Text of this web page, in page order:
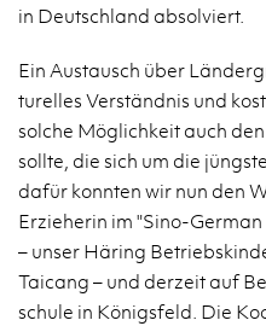
in Deutschland absolviert.
Ein Aus­tausch über
turelles Verständnis und
solche Möglichkeit auch
sollte, die sich um die
dafür kon­nten wir nun den
Erzieherin im "Sino-
– unser Häring
Taicang – und derzeit auf
schule in Königs­feld. Die